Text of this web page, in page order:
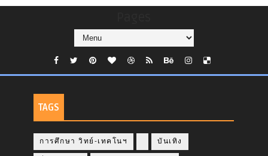
TAGS
การศึกษา วิทย์-เทคโนฯ บันเทิง